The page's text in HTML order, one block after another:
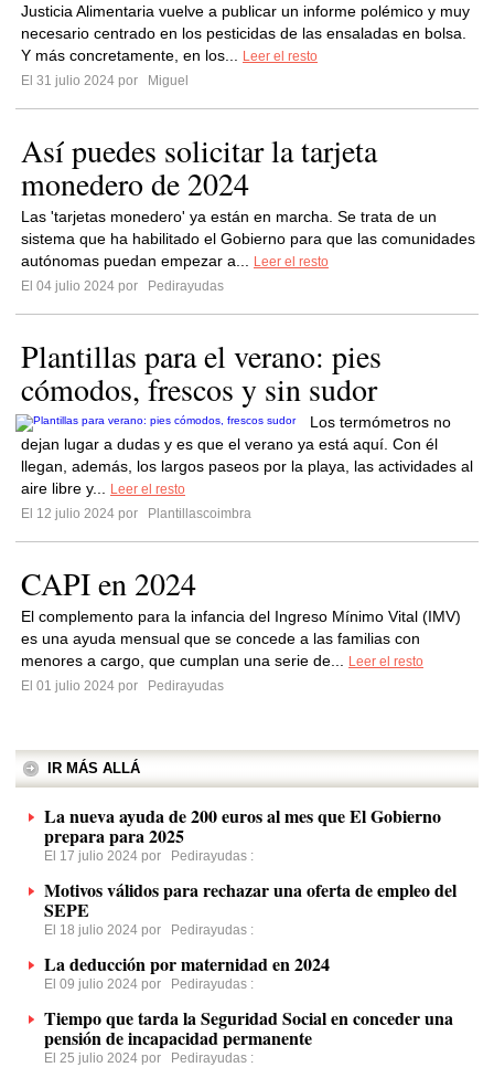
Justicia Alimentaria vuelve a publicar un informe polémico y muy
necesario centrado en los pesticidas de las ensaladas en bolsa.
Y más concretamente, en los...
Leer el resto
El 31 julio 2024 por
Miguel
Así puedes solicitar la tarjeta
monedero de 2024
Las 'tarjetas monedero' ya están en marcha. Se trata de un
sistema que ha habilitado el Gobierno para que las comunidades
autónomas puedan empezar a...
Leer el resto
El 04 julio 2024 por
Pedirayudas
Plantillas para el verano: pies
cómodos, frescos y sin sudor
Los termómetros no
dejan lugar a dudas y es que el verano ya está aquí. Con él
llegan, además, los largos paseos por la playa, las actividades al
aire libre y...
Leer el resto
El 12 julio 2024 por
Plantillascoimbra
CAPI en 2024
El complemento para la infancia del Ingreso Mínimo Vital (IMV)
es una ayuda mensual que se concede a las familias con
menores a cargo, que cumplan una serie de...
Leer el resto
El 01 julio 2024 por
Pedirayudas
IR MÁS ALLÁ
La nueva ayuda de 200 euros al mes que El Gobierno
prepara para 2025
El 17 julio 2024 por Pedirayudas :
Motivos válidos para rechazar una oferta de empleo del
SEPE
El 18 julio 2024 por Pedirayudas :
La deducción por maternidad en 2024
El 09 julio 2024 por Pedirayudas :
Tiempo que tarda la Seguridad Social en conceder una
pensión de incapacidad permanente
El 25 julio 2024 por Pedirayudas :